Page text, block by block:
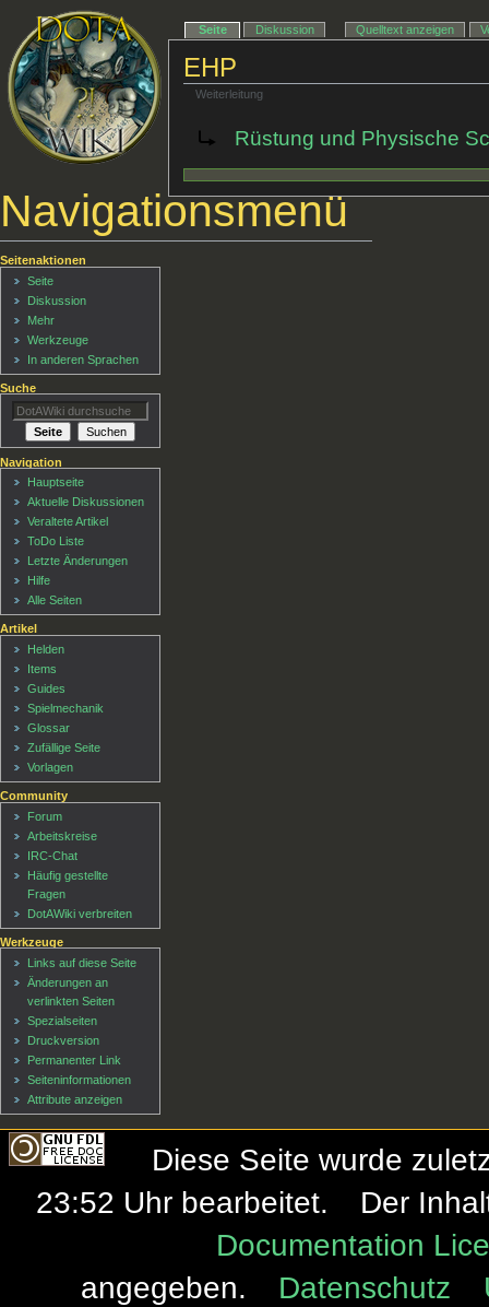
EHP
Weiterleitung
Rüstung und Physische
Navigationsmenü
Seite Diskussion Quelltext anzeigen
Seitenaktionen
Seite
Diskussion
Mehr
Werkzeuge
In anderen Sprachen
Suche
Navigation
Hauptseite
Aktuelle Diskussionen
Veraltete Artikel
ToDo Liste
Letzte Änderungen
Hilfe
Alle Seiten
Artikel
Helden
Items
Guides
Spielmechanik
Glossar
Zufällige Seite
Vorlagen
Community
Forum
Arbeitskreise
IRC-Chat
Häufig gestellte
Fragen
DotAWiki verbreiten
Werkzeuge
Links auf diese Seite
Änderungen an
verlinkten Seiten
Spezialseiten
Druckversion
Permanenter Link
Seiten­informationen
Attribute anzeigen
Diese Seite wurde
23:52 Uhr bearbeitet.
Der
Documentation
angegeben.
Datenschutz